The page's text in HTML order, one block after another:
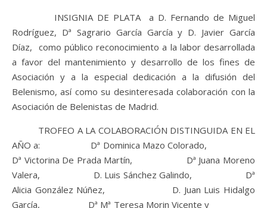
INSIGNIA DE PLATA a D. Fernando de Miguel
Rodríguez, Dª Sagrario García García y D. Javier García
Díaz, como público reconocimiento a la labor desarrollada
a favor del mantenimiento y desarrollo de los fines de
Asociación y a la especial dedicación a la difusión del
Belenismo, así como su desinteresada colaboración con la
Asociación de Belenistas de Madrid.
TROFEO A LA COLABORACIÓN DISTINGUIDA EN EL
AÑO a: Dª Dominica Mazo Colorado,
Dª Victorina De Prada Martín, Dª Juana Moreno
Valera, D. Luis Sánchez Galindo, Dª
Alicia González Núñez, D. Juan Luis Hidalgo
García, Dª Mª Teresa Morin Vicente y